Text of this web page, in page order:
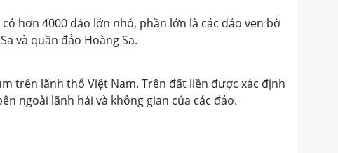
4000 đảo lớn nhỏ, phần lớn là các đảo ven bờ
và quần đảo Hoàng Sa.
trên lãnh thổ Việt Nam. Trên đất liền được xác định
ngoài lãnh hải và không gian của các đảo.